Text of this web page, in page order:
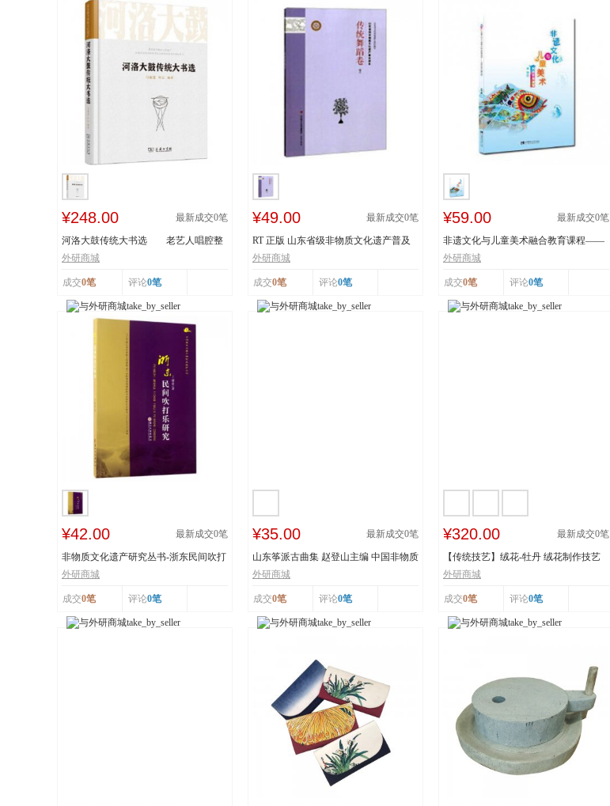
¥248.00 最新成交0笔
河洛大鼓传统大书选 老艺人唱腔整
理 采撷民间...
外研商城
成交0笔 评论0笔
¥49.00 最新成交0笔
RT 正版 山东省级非物质文化遗产普及
读本:下:传统舞...
外研商城
成交0笔 评论0笔
¥59.00 最新成交0笔
非遗文化与儿童美术融合教育课程——
以深圳鱼灯舞为...
外研商城
成交0笔 评论0笔
¥42.00 最新成交0笔
非物质文化遗产研究丛书-浙东民间吹打
乐研究 作...
外研商城
成交0笔 评论0笔
¥35.00 最新成交0笔
山东筝派古曲集 赵登山主编 中国非物质
文化遗产 上...
外研商城
成交0笔 评论0笔
¥320.00 最新成交0笔
【传统技艺】绒花-牡丹 绒花制作技艺
市级非物质...
外研商城
成交0笔 评论0笔